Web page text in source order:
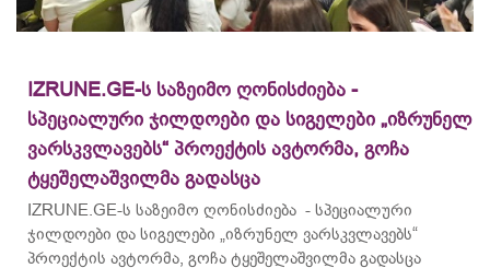
IZRUNE.GE-ს საზეიმო ღონისძიება -
სპეციალური ჯილდოები და სიგელები „იზრუნელ
ვარსკვლავებს“ პროექტის ავტორმა, გოჩა
ტყეშელაშვილმა გადასცა
IZRUNE.GE-ს საზეიმო ღონისძიება - სპეციალური
ჯილდოები და სიგელები „იზრუნელ ვარსკვლავებს“
პროექტის ავტორმა, გოჩა ტყეშელაშვილმა გადასცა